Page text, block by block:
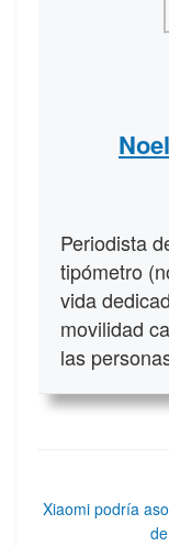
Periodista
tipómetro
vida
movilidad
las
Xiaomi podría